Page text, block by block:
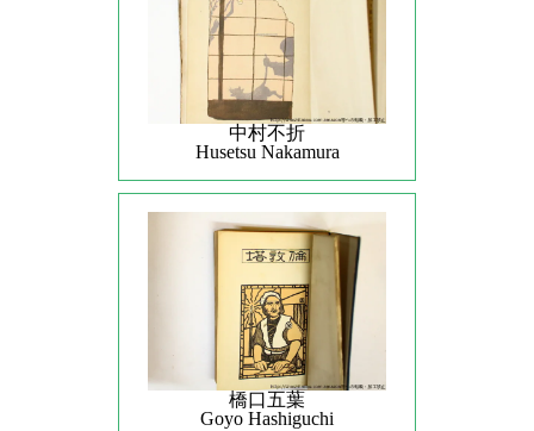
中村不折
Husetsu Nakamura
橋口五葉
Goyo Hashiguchi